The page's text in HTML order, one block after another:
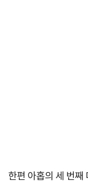
한편 아홉의 세 번